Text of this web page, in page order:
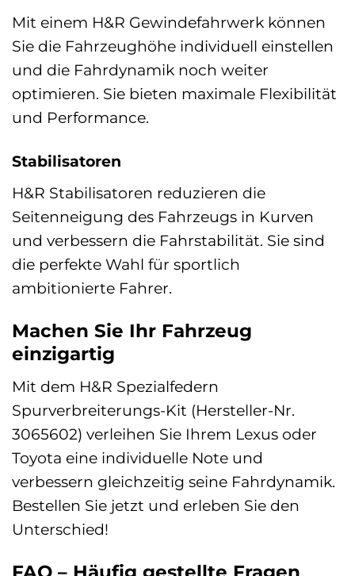
Mit einem H&R Gewindefahrwerk können
Sie die Fahrzeughöhe individuell einstellen
und die Fahrdynamik noch weiter
optimieren. Sie bieten maximale Flexibilität
und Performance.
Stabilisatoren
H&R Stabilisatoren reduzieren die
Seitenneigung des Fahrzeugs in Kurven
und verbessern die Fahrstabilität. Sie sind
die perfekte Wahl für sportlich
ambitionierte Fahrer.
Machen Sie Ihr Fahrzeug
einzigartig
Mit dem H&R Spezialfedern
Spurverbreiterungs-Kit (Hersteller-Nr.
3065602) verleihen Sie Ihrem Lexus oder
Toyota eine individuelle Note und
verbessern gleichzeitig seine Fahrdynamik.
Bestellen Sie jetzt und erleben Sie den
Unterschied!